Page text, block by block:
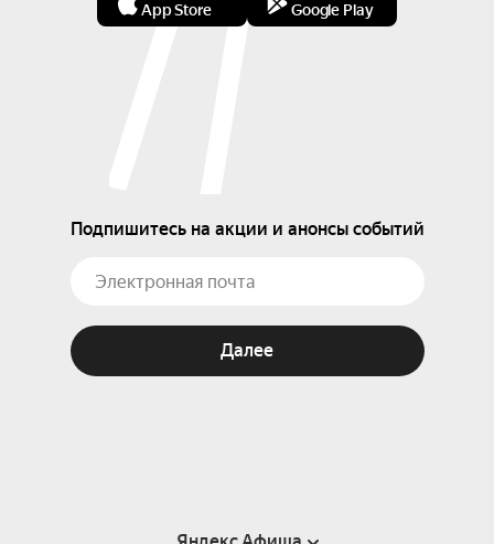
App Store Google Play
Подпишитесь на акции и анонсы событий
Далее